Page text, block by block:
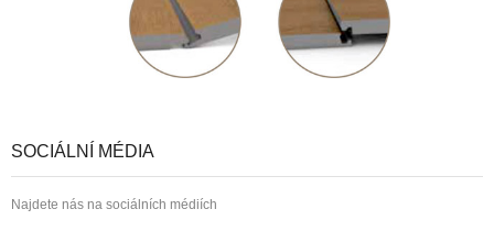
SOCIÁLNÍ MÉDIA
Najdete nás na sociálních médiích